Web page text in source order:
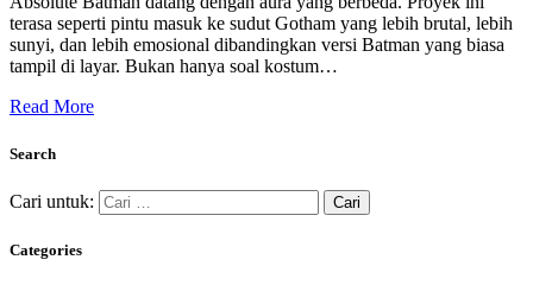
terasa seperti pintu masuk ke sudut Gotham yang lebih brutal, lebih
sunyi, dan lebih emosional dibandingkan versi Batman yang biasa
tampil di layar. Bukan hanya soal kostum…
Read More
Search
Cari untuk:
Categories